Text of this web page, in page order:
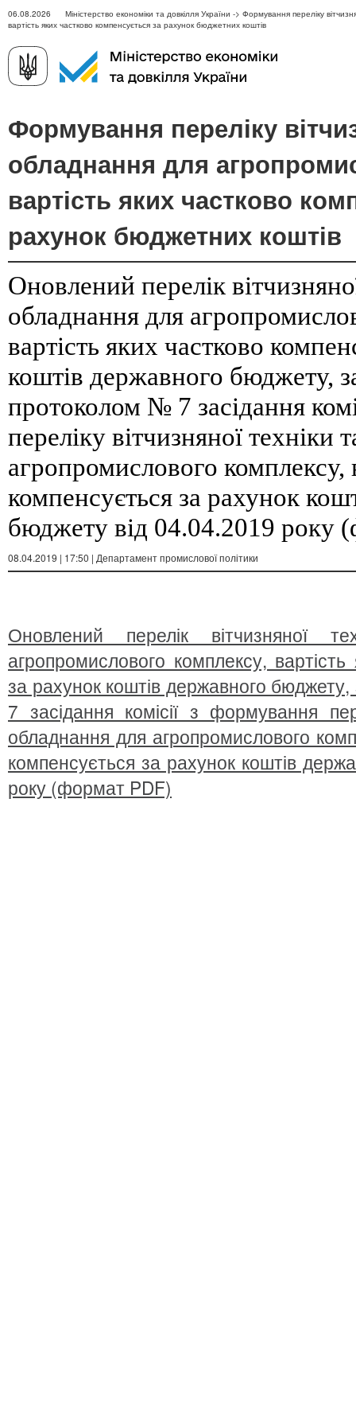
06.08.2026 Міністерство економіки та довкілля України -> Формування переліку
вартість яких частково компенсується за рахунок бюджетних коштів
Формування переліку
обладнання для
вартість яких частково
рахунок бюджетних коштів
Оновлений перелік
обладнання для
вартість яких частково
коштів державного бюджету,
протоколом № 7 засідання
переліку вітчизняної техніки
агропромислового комплексу,
компенсується за рахунок
бюджету від 04.04.2019 року
08.04.2019 | 17:50 | Департамент промислової політики
Оновлений перелік вітчизняної
агропромислового комплексу,
за рахунок коштів державного
7 засідання комісії з формування
обладнання для агропромислового
компенсується за рахунок коштів
року (формат PDF)